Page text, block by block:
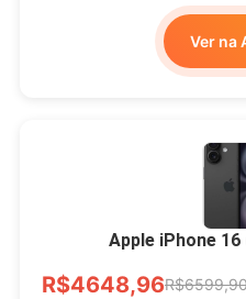
Ver na
Apple iPhone
R$4648,96